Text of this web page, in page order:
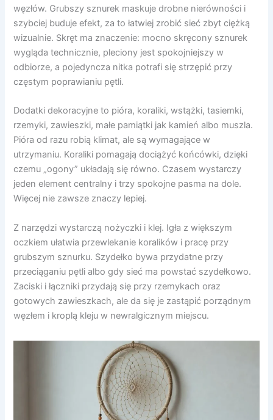
węzłów. Grubszy sznurek maskuje drobne nierówności i
szybciej buduje efekt, za to łatwiej zrobić sieć zbyt ciężką
wizualnie. Skręt ma znaczenie: mocno skręcony sznurek
wygląda technicznie, pleciony jest spokojniejszy w
odbiorze, a pojedyncza nitka potrafi się strzępić przy
częstym poprawianiu pętli.
Dodatki dekoracyjne to pióra, koraliki, wstążki, tasiemki,
rzemyki, zawieszki, małe pamiątki jak kamień albo muszla.
Pióra od razu robią klimat, ale są wymagające w
utrzymaniu. Koraliki pomagają dociążyć końcówki, dzięki
czemu „ogony” układają się równo. Czasem wystarczy
jeden element centralny i trzy spokojne pasma na dole.
Więcej nie zawsze znaczy lepiej.
Z narzędzi wystarczą nożyczki i klej. Igła z większym
oczkiem ułatwia przewlekanie koralików i pracę przy
grubszym sznurku. Szydełko bywa przydatne przy
przeciąganiu pętli albo gdy sieć ma powstać szydełkowo.
Zaciski i łączniki przydają się przy rzemykach oraz
gotowych zawieszkach, ale da się je zastąpić porządnym
węzłem i kroplą kleju w newralgicznym miejscu.